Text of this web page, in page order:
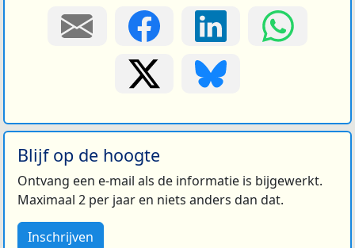
Blijf op de hoogte
Ontvang een e-mail als de informatie is bijgewerkt.
Maximaal 2 per jaar en niets anders dan dat.
Inschrijven